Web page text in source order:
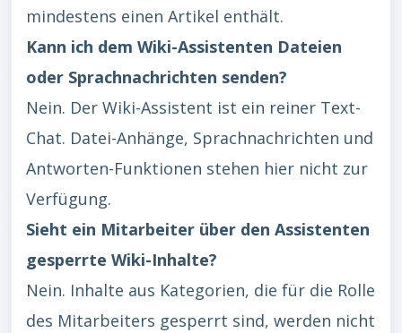
mindestens einen Artikel enthält.
Kann ich dem Wiki-Assistenten Dateien
oder Sprachnachrichten senden?
Nein. Der Wiki-Assistent ist ein reiner Text-
Chat. Datei-Anhänge, Sprachnachrichten und
Antworten-Funktionen stehen hier nicht zur
Verfügung.
Sieht ein Mitarbeiter über den Assistenten
gesperrte Wiki-Inhalte?
Nein. Inhalte aus Kategorien, die für die Rolle
des Mitarbeiters gesperrt sind, werden nicht